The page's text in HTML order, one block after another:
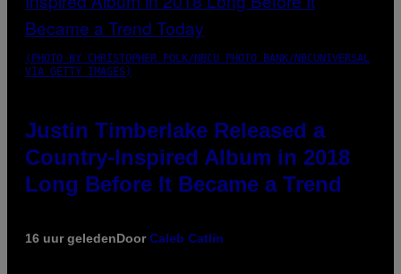
(PHOTO BY CHRISTOPHER POLK/NBCU PHOTO BANK/NBCUNIVERSAL
VIA GETTY IMAGES)
Justin Timberlake Released a
Country-Inspired Album in 2018
Long Before It Became a Trend
16 uur geledenDoorCaleb Catlin